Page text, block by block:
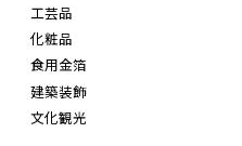
工芸品
化粧品
食用金箔
建築装飾
文化観光